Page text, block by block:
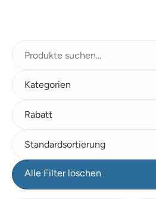
Kategorien
Rabatt
Standardsortierung
Alle Filter löschen